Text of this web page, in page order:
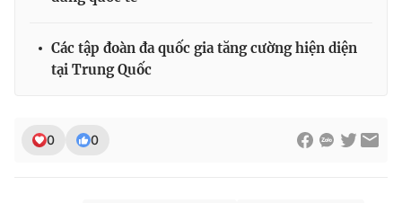
Các tập đoàn đa quốc gia tăng cường hiện diện
tại Trung Quốc
0 0